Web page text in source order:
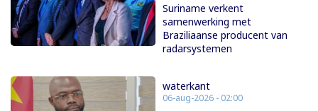
Suriname verkent
samenwerking met
Braziliaanse producent van
radarsystemen
waterkant
06-aug-2026 - 02:00